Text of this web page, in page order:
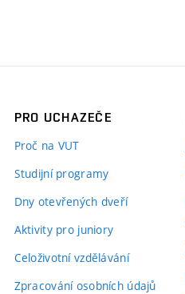
PRO UCHAZEČE
Proč na VUT
Studijní programy
Dny otevřených dveří
Aktivity pro juniory
Celoživotní vzdělávání
Zpracování osobních údajů